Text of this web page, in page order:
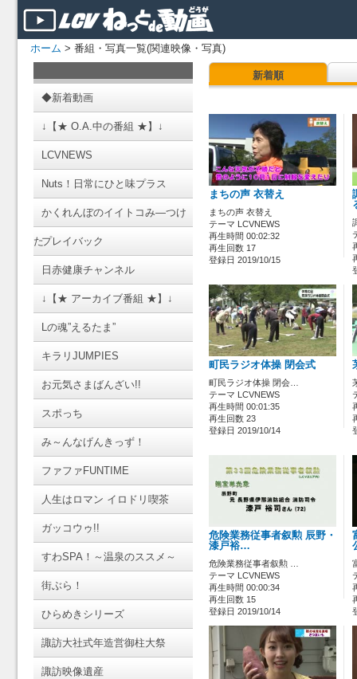
ホーム > 番組・写真一覧(関連映像・写真)
◆新着動画
↓【★ O.A.中の番組 ★】↓
LCVNEWS
Nuts！日常にひと味プラス
かくれんぼのイイトコみ―つけ
たプレイバック
日赤健康チャンネル
↓【★ アーカイブ番組 ★】↓
Lの魂”えるたま”
キラリJUMPIES
お元気さまばんざい!!
スポっち
み～んなげんきっず！
ファファFUNTIME
人生はロマン イロドリ喫茶
ガッコウゥ!!
すわSPA！～温泉のススメ～
街ぶら！
ひらめきシリーズ
諏訪大社式年造営御柱大祭
諏訪映像遺産
新着順
まちの声 衣替え
まちの声 衣替え
テーマ LCVNEWS
再生時間 00:02:32
再生回数 17
登録日 2019/10/15
町民ラジオ体操 閉会式
町民ラジオ体操 閉会…
テーマ LCVNEWS
再生時間 00:01:35
再生回数 23
登録日 2019/10/14
危険業務従事者叙勲 辰野・
漆戸裕…
危険業務従事者叙勲 …
テーマ LCVNEWS
再生時間 00:00:34
再生回数 15
登録日 2019/10/14